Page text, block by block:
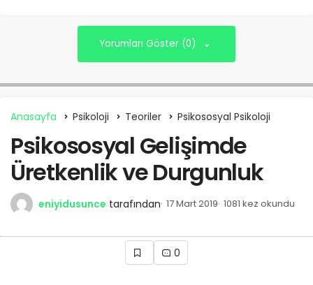
Yorumları Göster (0)
Anasayfa Psikoloji Teoriler Psikososyal Psikoloji
Psikososyal Gelişimde
Üretkenlik ve Durgunluk
eniyidusunce tarafından 17 Mart 2019 1081 kez okundu
0